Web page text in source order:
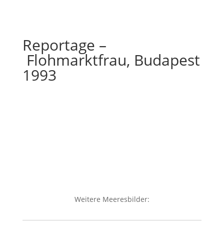
Reportage –
Flohmarktfrau, Budapest
1993
Weitere Meeresbilder: